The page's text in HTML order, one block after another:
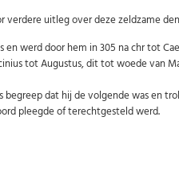
verdere uitleg over deze zeldzame
en werd door hem in 305 na chr tot
tot Augustus, dit tot woede van
begreep dat hij de volgende was en
pleegde of terechtgesteld werd.